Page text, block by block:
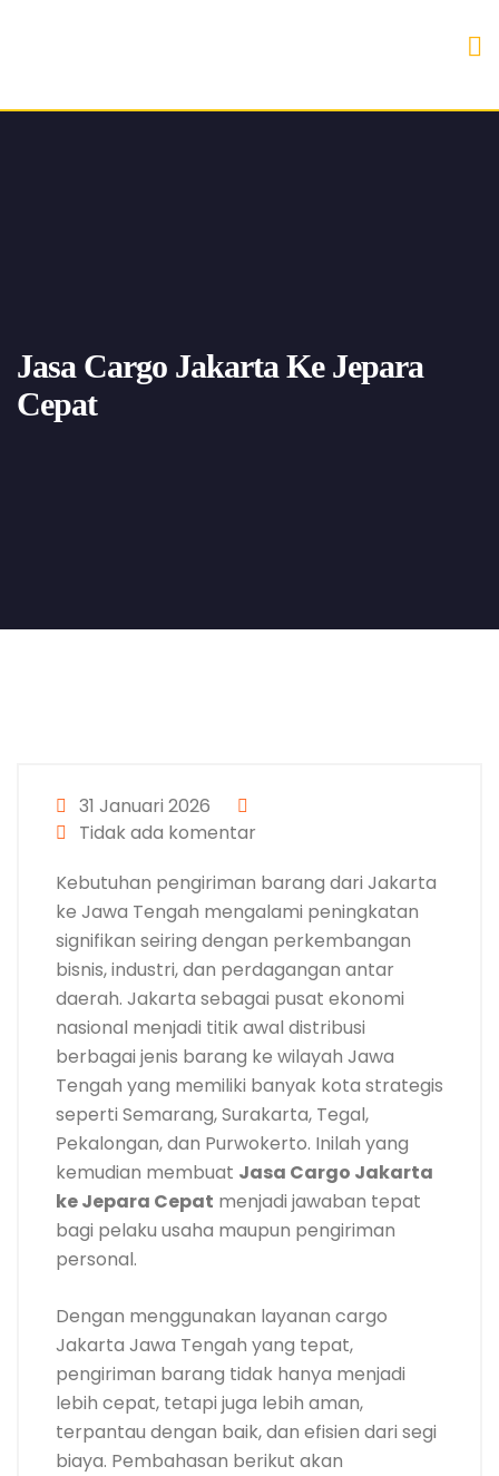
Jasa Cargo Jakarta Ke Jepara
Cepat
31 Januari 2026
Tidak ada komentar
Kebutuhan pengiriman barang dari Jakarta
ke Jawa Tengah mengalami peningkatan
signifikan seiring dengan perkembangan
bisnis, industri, dan perdagangan antar
daerah. Jakarta sebagai pusat ekonomi
nasional menjadi titik awal distribusi
berbagai jenis barang ke wilayah Jawa
Tengah yang memiliki banyak kota strategis
seperti Semarang, Surakarta, Tegal,
Pekalongan, dan Purwokerto. Inilah yang
kemudian membuat Jasa Cargo Jakarta
ke Jepara Cepat menjadi jawaban tepat
bagi pelaku usaha maupun pengiriman
personal.
Dengan menggunakan layanan cargo
Jakarta Jawa Tengah yang tepat,
pengiriman barang tidak hanya menjadi
lebih cepat, tetapi juga lebih aman,
terpantau dengan baik, dan efisien dari segi
biaya. Pembahasan berikut akan